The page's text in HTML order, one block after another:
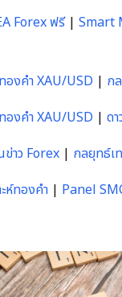
Forex ฟรี| Smart
องคำ XAU/USD | ก
องคำ XAU/USD | ด
าว Forex | กลยุทธ์เ
ะห์ทองคำ | Panel